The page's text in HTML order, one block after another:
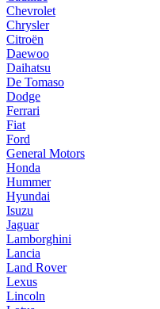
Chevrolet
Chrysler
Citroën
Daewoo
Daihatsu
De Tomaso
Dodge
Ferrari
Fiat
Ford
General Motors
Honda
Hummer
Hyundai
Isuzu
Jaguar
Lamborghini
Lancia
Land Rover
Lexus
Lincoln